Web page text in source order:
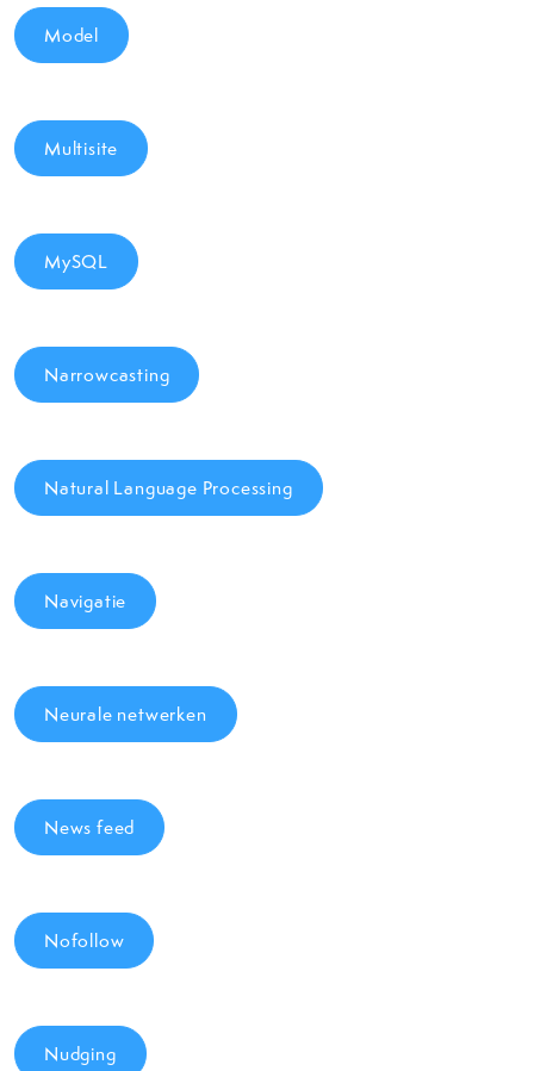
Model
Multisite
MySQL
Narrowcasting
Natural Language Processing
Navigatie
Neurale netwerken
News feed
Nofollow
Nudging